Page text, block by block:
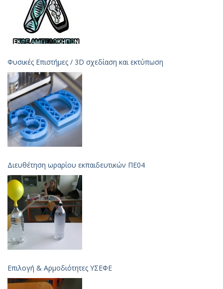
Φυσικές Επιστήμες / 3D σχεδίαση και εκτύπωση
Διευθέτηση ωραρίου εκπαιδευτικών ΠΕ04
Επιλογή & Aρμοδιότητες ΥΣΕΦΕ